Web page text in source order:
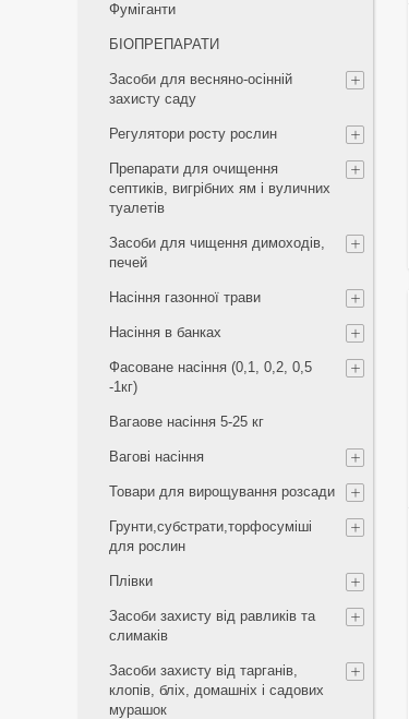
Фуміганти
БІОПРЕПАРАТИ
Засоби для весняно-осінній
захисту саду
Регулятори росту рослин
Препарати для очищення
септиків, вигрібних ям і вуличних
туалетів
Засоби для чищення димоходів,
печей
Насіння газонної трави
Насіння в банках
Фасоване насіння (0,1, 0,2, 0,5
-1кг)
Вагаове насіння 5-25 кг
Вагові насіння
Товари для вирощування розсади
Грунти,субстрати,торфосуміші
для рослин
Плівки
Засоби захисту від равликів та
слимаків
Засоби захисту від тарганів,
клопів, бліх, домашніх і садових
мурашок